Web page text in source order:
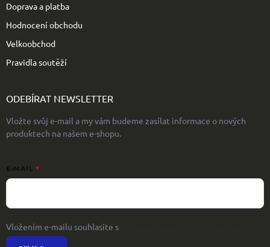
Doprava a platba
Hodnocení obchodu
Velkoobchod
Pravidla soutěží
ODEBÍRAT NEWSLETTER
Vložte svůj e-mail a my vám budeme zasílat informace o nových
produktech na našem e-shopu.
E-MAIL
Vložením e-mailu souhlasíte s